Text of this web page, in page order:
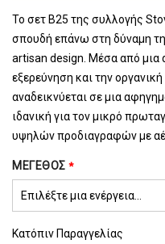
Το σετ B25 της συλλογής
σπουδή επάνω στη δύναμη
artisan design. Μέσα από μια
εξερεύνηση και την
αναδεικνύεται σε μια
ιδανική για τον μικρό
υψηλών προδιαγραφών με
ΜΈΓΕΘΟΣ
Κατόπιν Παραγγελίας